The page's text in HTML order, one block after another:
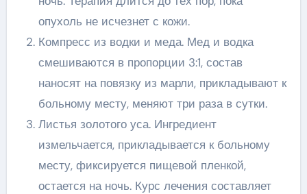
опухоль не исчезнет с кожи.
Компресс из водки и меда. Мед и водка
смешиваются в пропорции 3:1, состав
наносят на повязку из марли, прикладывают к
больному месту, меняют три раза в сутки.
Листья золотого уса. Ингредиент
измельчается, прикладывается к больному
месту, фиксируется пищевой пленкой,
остается на ночь. Курс лечения составляет